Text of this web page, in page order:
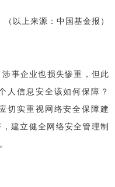
（以上来源： 中国基金报 ）
事企业也损失惨重，但此
人信息安全该如何保障？
切实重视网络安全保障建
建立健全网络安全管理制